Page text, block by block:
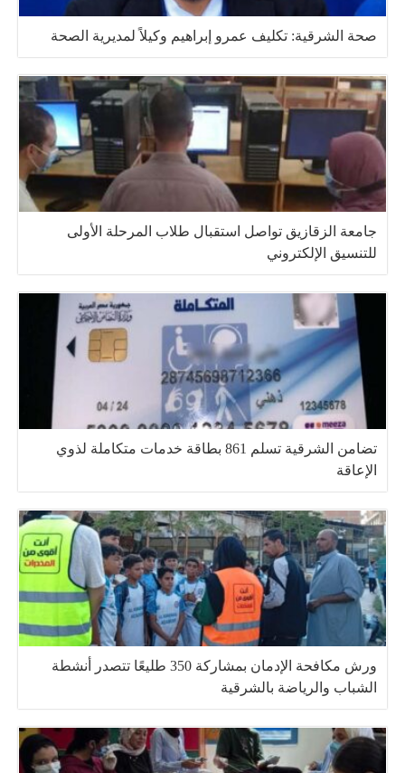
صحة الشرقية: تكليف عمرو إبراهيم وكيلاً لمديرية الصحة
جامعة الزقازيق تواصل استقبال طلاب المرحلة الأولى
للتنسيق الإلكتروني
تضامن الشرقية تسلم 861 بطاقة خدمات متكاملة لذوي
الإعاقة
ورش مكافحة الإدمان بمشاركة 350 طليعًا تتصدر أنشطة
الشباب والرياضة بالشرقية